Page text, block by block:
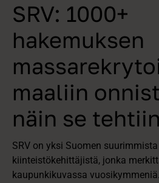
SRV: 1000+
hakemuksen
maaliin
näin se tehtiin
SRV on yksi Suomen
kiinteistökehittäjistä, jonka
kaupunkikuvassa